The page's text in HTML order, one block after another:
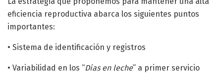
eficiencia reproductiva abarca los siguientes puntos
importantes:
• Sistema de identificación y registros
• Variabilidad en los “Días en leche” a primer servicio